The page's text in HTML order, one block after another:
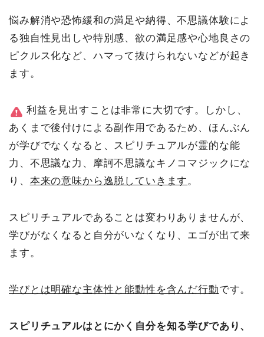
悩み解消や恐怖緩和の満足や納得、不思議体験によ
る独自性見出しや特別感、欲の満足感や心地良さの
ピクルス化など、ハマって抜けられないなどが起き
ます。
利益を見出すことは非常に大切です。しかし、
あくまで後付けによる副作用であるため、ほんぶん
が学びでなくなると、スピリチュアルが霊的な能
力、不思議な力、摩訶不思議なキノコマジックにな
り、 本来の意味から逸脱していきます 。
スピリチュアルであることは変わりありませんが、
学びがなくなると自分がいなくなり、エゴが出て来
ます。
学びとは明確な主体性と能動性を含んだ行動です。
スピリチュアルはとにかく自分を知る学びであり、